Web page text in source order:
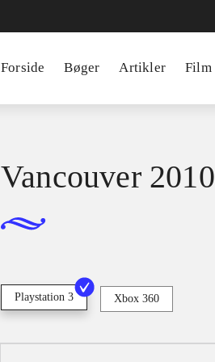
Forside Bøger Artikler Film
Vancouver 2010
Playstation 3 Xbox 360